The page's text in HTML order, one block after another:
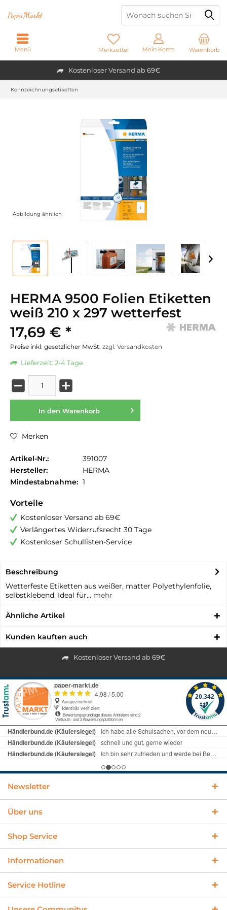
Kostenloser Versand ab 69€
PaperMarkt
Warenkorb
Merkzettel Mein Konto
Menü
Kennzeichnungsetiketten
Abbildung ähnlich
HERMA 9500 Folien Etiketten
weiß 210 x 297 wetterfest
17,69 € *
Preise inkl. gesetzlicher MwSt. zzgl. Versandkosten
Lieferzeit: 2-4 Tage
In den Warenkorb
Merken
Artikel-Nr.:
391007
Hersteller:
HERMA
Mindestabnahme: 1
Vorteile
Kostenloser Versand ab 69€
Verlängertes Widerrufsrecht 30 Tage
Kostenloser Schullisten-Service
Beschreibung
Wetterfeste Etiketten aus weißer, matter Polyethylenfolie,
selbstklebend. Ideal für... mehr
Ähnliche Artikel
Kunden kauften auch
Kostenloser Versand ab 69€
Newsletter
Über uns
Shop Service
Informationen
Service Hotline